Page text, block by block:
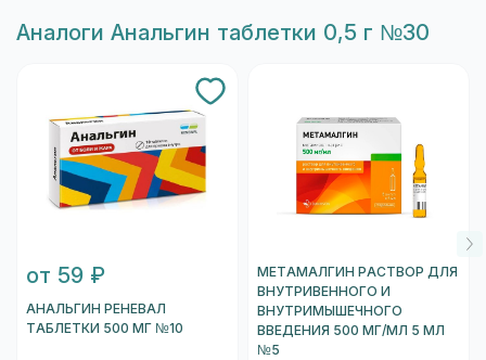
Aналоги Анальгин таблетки 0,5 г №30
от 59 ₽
АНАЛЬГИН РЕНЕВАЛ
ТАБЛЕТКИ 500 МГ №10
МЕТАМАЛГИН РАСТВОР ДЛЯ
ВНУТРИВЕННОГО И
ВНУТРИМЫШЕЧНОГО
ВВЕДЕНИЯ 500 МГ/МЛ 5 МЛ
№5